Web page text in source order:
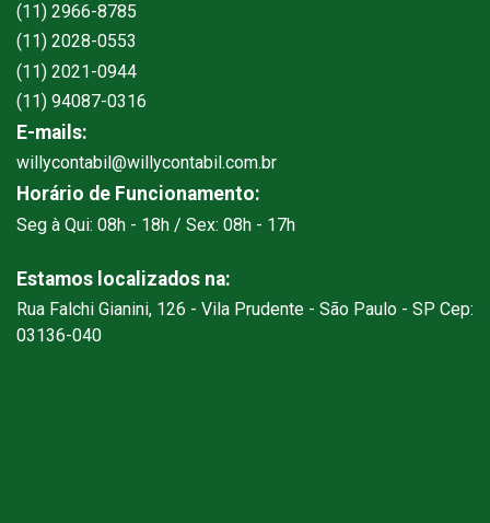
(11) 2966-8785
(11) 2028-0553
(11) 2021-0944
(11) 94087-0316
E-mails:
willycontabil@willycontabil.com.br
Horário de Funcionamento:
Seg à Qui: 08h - 18h / Sex: 08h - 17h
Estamos localizados na:
Rua Falchi Gianini, 126 - Vila Prudente - São Paulo - SP Cep:
03136-040